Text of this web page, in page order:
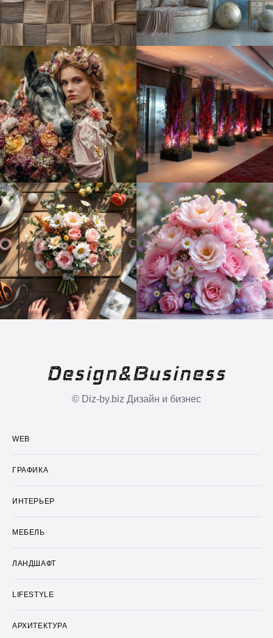
© Diz-by.biz Дизайн и бизнес
WEB
ГРАФИКА
ИНТЕРЬЕР
МЕБЕЛЬ
ЛАНДШАФТ
LIFESTYLE
АРХИТЕКТУРА